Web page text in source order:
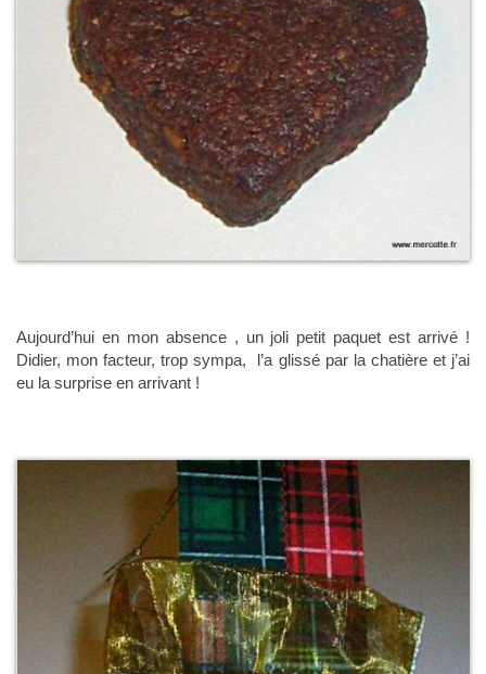
Aujourd’hui en mon absence , un joli petit paquet est arrivé !
Didier, mon facteur, trop sympa, l’a glissé par la chatière et j’ai
eu la surprise en arrivant !